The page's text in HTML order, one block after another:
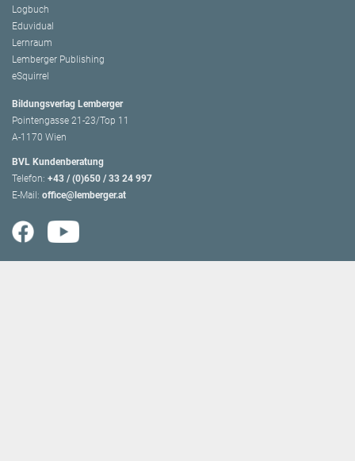
Logbuch
Eduvidual
Lernraum
Lemberger Publishing
eSquirrel
Bildungsverlag Lemberger
Pointengasse 21-23/Top 11
A-1170 Wien
BVL Kundenberatung
Telefon: +43 / (0)650 / 33 24 997
E-Mail: office@lemberger.at